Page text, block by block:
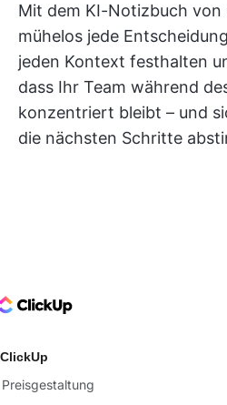
Mit dem KI-Notizbuch von
mühelos jede
jeden Kontext festhalten
dass Ihr Team während
konzentriert bleibt – und
die nächsten Schritte
Logo
ClickUp
Preisgestaltung